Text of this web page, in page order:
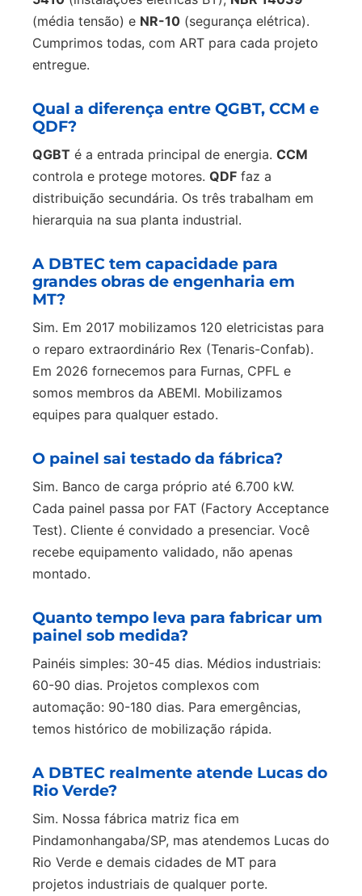
(média tensão) e NR-10 (segurança elétrica).
Cumprimos todas, com ART para cada projeto
entregue.
Qual a diferença entre QGBT, CCM e
QDF?
QGBT é a entrada principal de energia. CCM
controla e protege motores. QDF faz a
distribuição secundária. Os três trabalham em
hierarquia na sua planta industrial.
A DBTEC tem capacidade para
grandes obras de engenharia em
MT?
Sim. Em 2017 mobilizamos 120 eletricistas para
o reparo extraordinário Rex (Tenaris-Confab).
Em 2026 fornecemos para Furnas, CPFL e
somos membros da ABEMI. Mobilizamos
equipes para qualquer estado.
O painel sai testado da fábrica?
Sim. Banco de carga próprio até 6.700 kW.
Cada painel passa por FAT (Factory Acceptance
Test). Cliente é convidado a presenciar. Você
recebe equipamento validado, não apenas
montado.
Quanto tempo leva para fabricar um
painel sob medida?
Painéis simples: 30-45 dias. Médios industriais:
60-90 dias. Projetos complexos com
automação: 90-180 dias. Para emergências,
temos histórico de mobilização rápida.
A DBTEC realmente atende Lucas do
Rio Verde?
Sim. Nossa fábrica matriz fica em
Pindamonhangaba/SP, mas atendemos Lucas do
Rio Verde e demais cidades de MT para
projetos industriais de qualquer porte.